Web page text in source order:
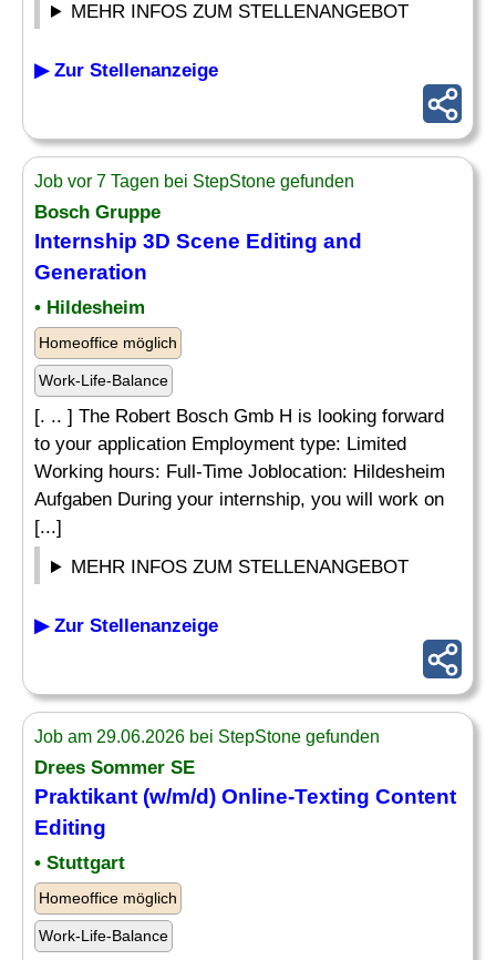
MEHR INFOS ZUM STELLENANGEBOT
▶ Zur Stellenanzeige
Job vor 7 Tagen bei StepStone gefunden
Bosch Gruppe
Internship 3D Scene Editing and
Generation
• Hildesheim
Homeoffice möglich
Work-Life-Balance
[. .. ] The Robert Bosch Gmb H is looking forward
to your application Employment type: Limited
Working hours: Full-Time Joblocation: Hildesheim
Aufgaben During your internship, you will work on
[...]
MEHR INFOS ZUM STELLENANGEBOT
▶ Zur Stellenanzeige
Job am 29.06.2026 bei StepStone gefunden
Drees Sommer SE
Praktikant (w/m/d) Online-Texting Content
Editing
• Stuttgart
Homeoffice möglich
Work-Life-Balance